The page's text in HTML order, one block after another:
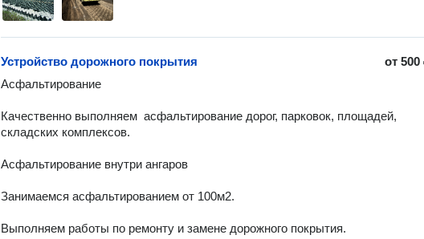
от500
Устройство дорожного покрытия
Асфальтирование
Качественно выполняем  асфальтирование дорог, парковок, площадей,
складских комплексов.
Асфальтирование внутри ангаров
Занимаемся асфальтированием от 100м2.
Выполняем работы по ремонту и замене дорожного покрытия.